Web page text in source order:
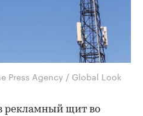
Press Agency / Global Look
рекламный щит во